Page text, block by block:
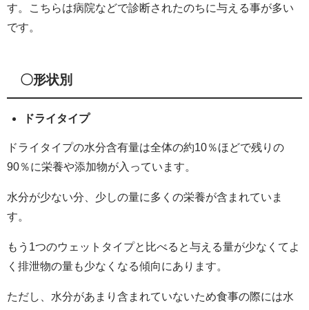
す。こちらは病院などで診断されたのちに与える事が多い
です。
〇形状別
ドライタイプ
ドライタイプの水分含有量は全体の約10％ほどで残りの
90％に栄養や添加物が入っています。
水分が少ない分、少しの量に多くの栄養が含まれていま
す。
もう1つのウェットタイプと比べると与える量が少なくてよ
く排泄物の量も少なくなる傾向にあります。
ただし、水分があまり含まれていないため食事の際には水